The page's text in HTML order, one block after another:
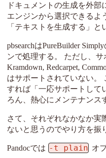
ドキュメントの生成を外
エンジンから選択できるよ
「テキストを生成する」と
pbsearchはPureBuilder
ンで処理する。 ただし、サ
Kramdown, Redcarpet,
はサポートされていない。
すれば「一応サポートして
ろん、熱心にメンテナン
さて、それぞれなかなか実
ないと思うのでやり方を振
Pandocでは -t plain オ